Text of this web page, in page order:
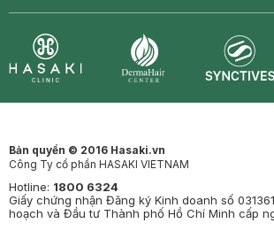
Bản quyền © 2016 Hasaki.vn
Công Ty cổ phần HASAKI VIETNAM
Hotline: 1800 6324
Giấy chứng nhận Đăng ký Kinh doanh số
hoạch và Đầu tư Thành phố Hồ Chí Minh cấp